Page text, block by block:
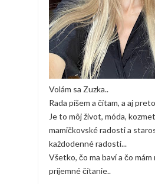
Volám sa Zuzka..
Rada píšem a čítam, a aj
Je to môj život, móda,
mamičkovské radosti a
každodenné radosti...
Všetko, čo ma baví a čo
príjemné čítanie..